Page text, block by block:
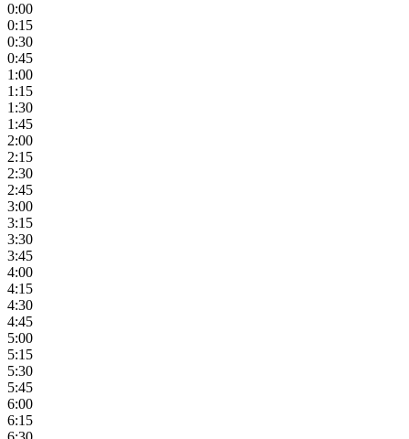
0:00
0:15
0:30
0:45
1:00
1:15
1:30
1:45
2:00
2:15
2:30
2:45
3:00
3:15
3:30
3:45
4:00
4:15
4:30
4:45
5:00
5:15
5:30
5:45
6:00
6:15